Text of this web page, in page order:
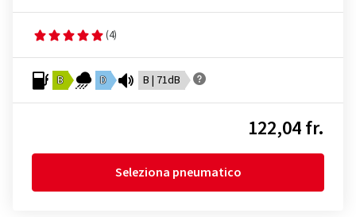
(4)
B D B | 71dB
122,04 fr.
Seleziona pneumatico